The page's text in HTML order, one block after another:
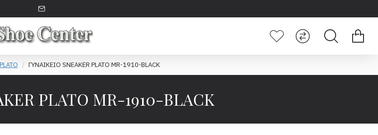
PLATO ΓΥΝΑΙΚΕΙΟ SNEAKER PLATO MR-1910-BLACK
PLATO MR-1910-BLACK